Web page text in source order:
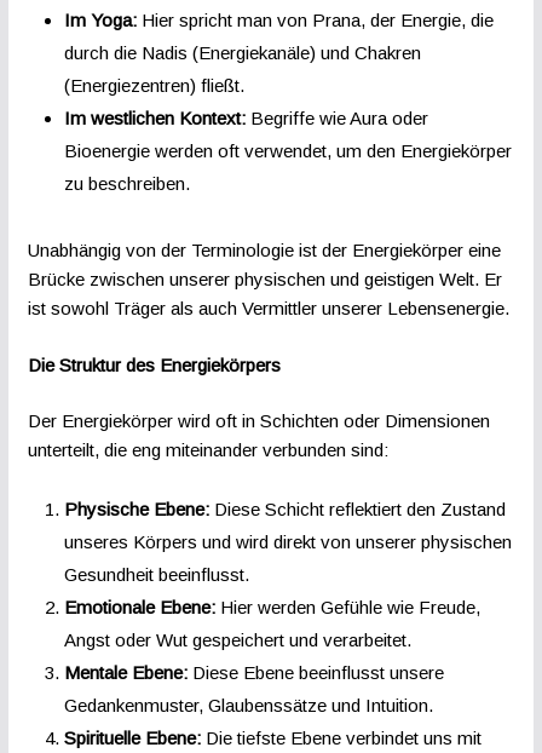
Im Yoga:Hier spricht man von Prana, der Energie, die
durch die Nadis (Energiekanäle) und Chakren
(Energiezentren) fließt.
Im westlichen Kontext:Begriffe wie Aura oder
Bioenergie werden oft verwendet, um den Energiekörper
zu beschreiben.
Unabhängig von der Terminologie ist der Energiekörper eine
Brücke zwischen unserer physischen und geistigen Welt. Er
ist sowohl Träger als auch Vermittler unserer Lebensenergie.
Die Struktur des Energiekörpers
Der Energiekörper wird oft in Schichten oder Dimensionen
unterteilt, die eng miteinander verbunden sind:
Physische Ebene:Diese Schicht reflektiert den Zustand
unseres Körpers und wird direkt von unserer physischen
Gesundheit beeinflusst.
Emotionale Ebene:Hier werden Gefühle wie Freude,
Angst oder Wut gespeichert und verarbeitet.
Mentale Ebene:Diese Ebene beeinflusst unsere
Gedankenmuster, Glaubenssätze und Intuition.
Spirituelle Ebene:Die tiefste Ebene verbindet uns mit